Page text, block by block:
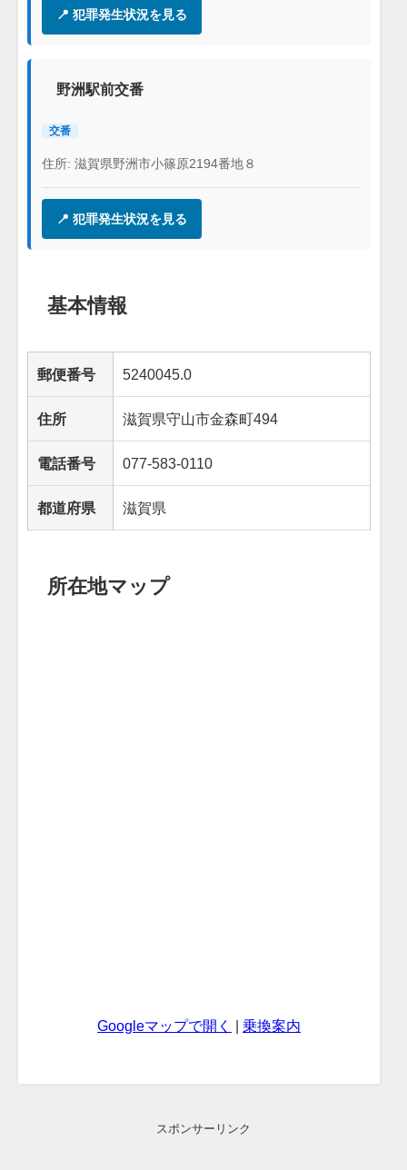
📍 犯罪発生状況を見る
野洲駅前交番
交番
住所: 滋賀県野洲市小篠原2194番地８
📍 犯罪発生状況を見る
基本情報
郵便番号 5240045.0
住所 滋賀県守山市金森町494
電話番号 077-583-0110
都道府県 滋賀県
所在地マップ
Googleマップで開く 乗換案内
スポンサーリンク